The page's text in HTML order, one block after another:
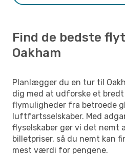
Find de bedste
Oakham
Planlægger du en tur til
dig med at udforske et
flymuligheder fra betroede
luftfartsselskaber. Med
flyselskaber gør vi det nemt
billetpriser, så du nemt kan
mest værdi for pengene.